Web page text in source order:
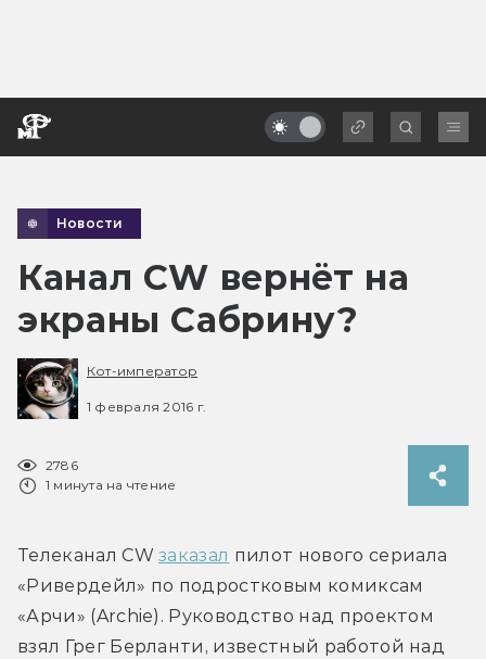
Новости
Канал CW вернёт на
экраны Сабрину?
Кот-император
1 февраля 2016 г.
2786
1 минута на чтение
Телеканал CW заказал пилот нового сериала
«Ривердейл» по подростковым комиксам
«Арчи» (Archie). Руководство над проектом
взял Грег Берланти, известный работой над